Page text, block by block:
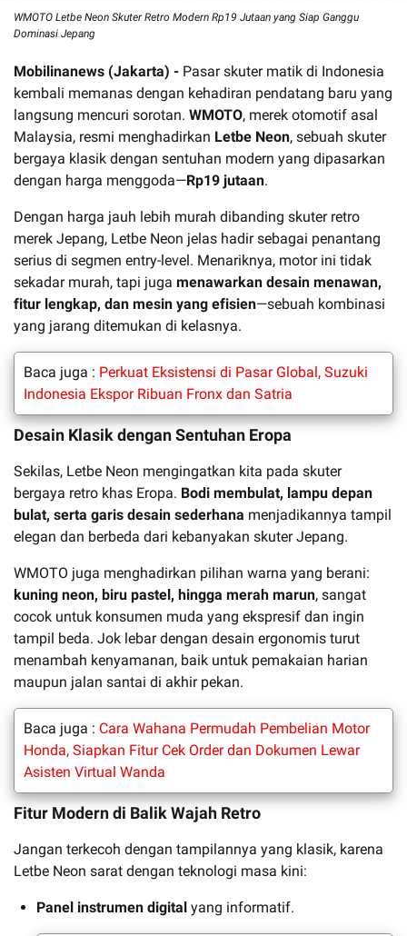
WMOTO Letbe Neon Skuter Retro Modern Rp19 Jutaan yang Siap Ganggu
Dominasi Jepang
Mobilinanews (Jakarta) - Pasar skuter matik di Indonesia
kembali memanas dengan kehadiran pendatang baru yang
langsung mencuri sorotan. WMOTO, merek otomotif asal
Malaysia, resmi menghadirkan Letbe Neon, sebuah skuter
bergaya klasik dengan sentuhan modern yang dipasarkan
dengan harga menggoda—Rp19 jutaan.
Dengan harga jauh lebih murah dibanding skuter retro
merek Jepang, Letbe Neon jelas hadir sebagai penantang
serius di segmen entry-level. Menariknya, motor ini tidak
sekadar murah, tapi juga menawarkan desain menawan,
fitur lengkap, dan mesin yang efisien—sebuah kombinasi
yang jarang ditemukan di kelasnya.
Baca juga : Perkuat Eksistensi di Pasar Global, Suzuki
Indonesia Ekspor Ribuan Fronx dan Satria
Desain Klasik dengan Sentuhan Eropa
Sekilas, Letbe Neon mengingatkan kita pada skuter
bergaya retro khas Eropa. Bodi membulat, lampu depan
bulat, serta garis desain sederhana menjadikannya tampil
elegan dan berbeda dari kebanyakan skuter Jepang.
WMOTO juga menghadirkan pilihan warna yang berani:
kuning neon, biru pastel, hingga merah marun, sangat
cocok untuk konsumen muda yang ekspresif dan ingin
tampil beda. Jok lebar dengan desain ergonomis turut
menambah kenyamanan, baik untuk pemakaian harian
maupun jalan santai di akhir pekan.
Baca juga : Cara Wahana Permudah Pembelian Motor
Honda, Siapkan Fitur Cek Order dan Dokumen Lewar
Asisten Virtual Wanda
Fitur Modern di Balik Wajah Retro
Jangan terkecoh dengan tampilannya yang klasik, karena
Letbe Neon sarat dengan teknologi masa kini:
Panel instrumen digital yang informatif.